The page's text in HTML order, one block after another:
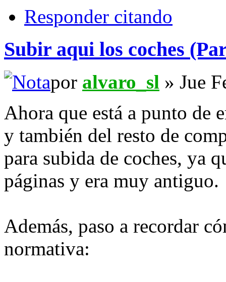
Responder citando
Subir aqui los coches
por alvaro_sl » Jue
Ahora que está a punto de
y también del resto de
para subida de coches, ya
páginas y era muy antiguo.
Además, paso a recordar
normativa: